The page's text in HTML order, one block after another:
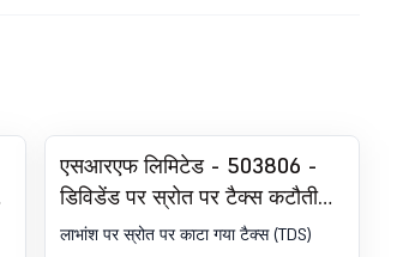
एसआरएफ लिमिटेड - 503806 -
डिविडेंड पर स्रोत पर टैक्स कटौती
(TDS)
लाभांश पर स्रोत पर काटा गया टैक्स (TDS)